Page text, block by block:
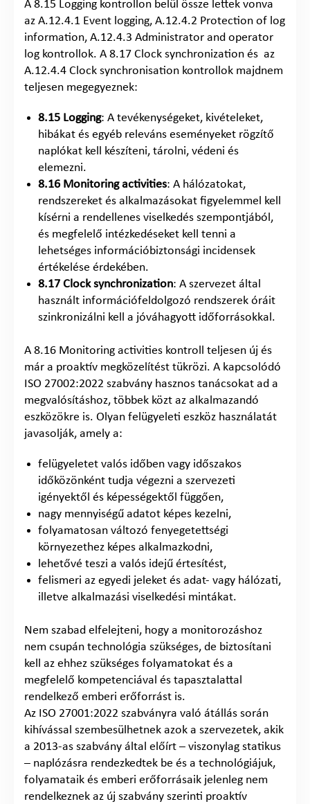
A 8.15 Logging kontrollon belül össze lettek vonva
az A.12.4.1 Event logging, A.12.4.2 Protection of log
information, A.12.4.3 Administrator and operator
log kontrollok. A 8.17 Clock synchronization és az
A.12.4.4 Clock synchronisation kontrollok majdnem
teljesen megegyeznek:
8.15 Logging: A tevékenységeket, kivételeket,
hibákat és egyéb releváns eseményeket rögzítő
naplókat kell készíteni, tárolni, védeni és
elemezni.
8.16 Monitoring activities: A hálózatokat,
rendszereket és alkalmazásokat figyelemmel kell
kísérni a rendellenes viselkedés szempontjából,
és megfelelő intézkedéseket kell tenni a
lehetséges információbiztonsági incidensek
értékelése érdekében.
8.17 Clock synchronization: A szervezet által
használt információfeldolgozó rendszerek óráit
szinkronizálni kell a jóváhagyott időforrásokkal.
A 8.16 Monitoring activities kontroll teljesen új és
már a proaktív megközelítést tükrözi. A kapcsolódó
ISO 27002:2022 szabvány hasznos tanácsokat ad a
megvalósításhoz, többek közt az alkalmazandó
eszközökre is. Olyan felügyeleti eszköz használatát
javasolják, amely a:
felügyeletet valós időben vagy időszakos
időközönként tudja végezni a szervezeti
igényektől és képességektől függően,
nagy mennyiségű adatot képes kezelni,
folyamatosan változó fenyegetettségi
környezethez képes alkalmazkodni,
lehetővé teszi a valós idejű értesítést,
felismeri az egyedi jeleket és adat- vagy hálózati,
illetve alkalmazási viselkedési mintákat.
Nem szabad elfelejteni, hogy a monitorozáshoz
nem csupán technológia szükséges, de biztosítani
kell az ehhez szükséges folyamatokat és a
megfelelő kompetenciával és tapasztalattal
rendelkező emberi erőforrást is.
Az ISO 27001:2022 szabványra való átállás során
kihívással szembesülhetnek azok a szervezetek, akik
a 2013-as szabvány által előírt – viszonylag statikus
– naplózásra rendezkedtek be és a technológiájuk,
folyamataik és emberi erőforrásaik jelenleg nem
rendelkeznek az új szabvány szerinti proaktív